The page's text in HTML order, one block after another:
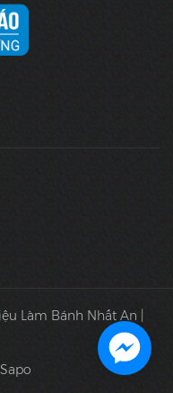
Làm Bánh Nhất An |